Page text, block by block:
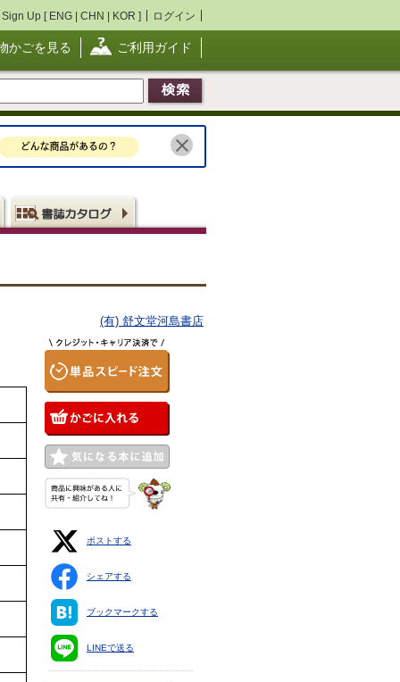
Sign Up [ ENG | CHN | KOR ] ログイン
かごを見る ご利用ガイド
(有) 舒文堂河島書店
ポストする
シェアする
ブックマークする
LINEで送る